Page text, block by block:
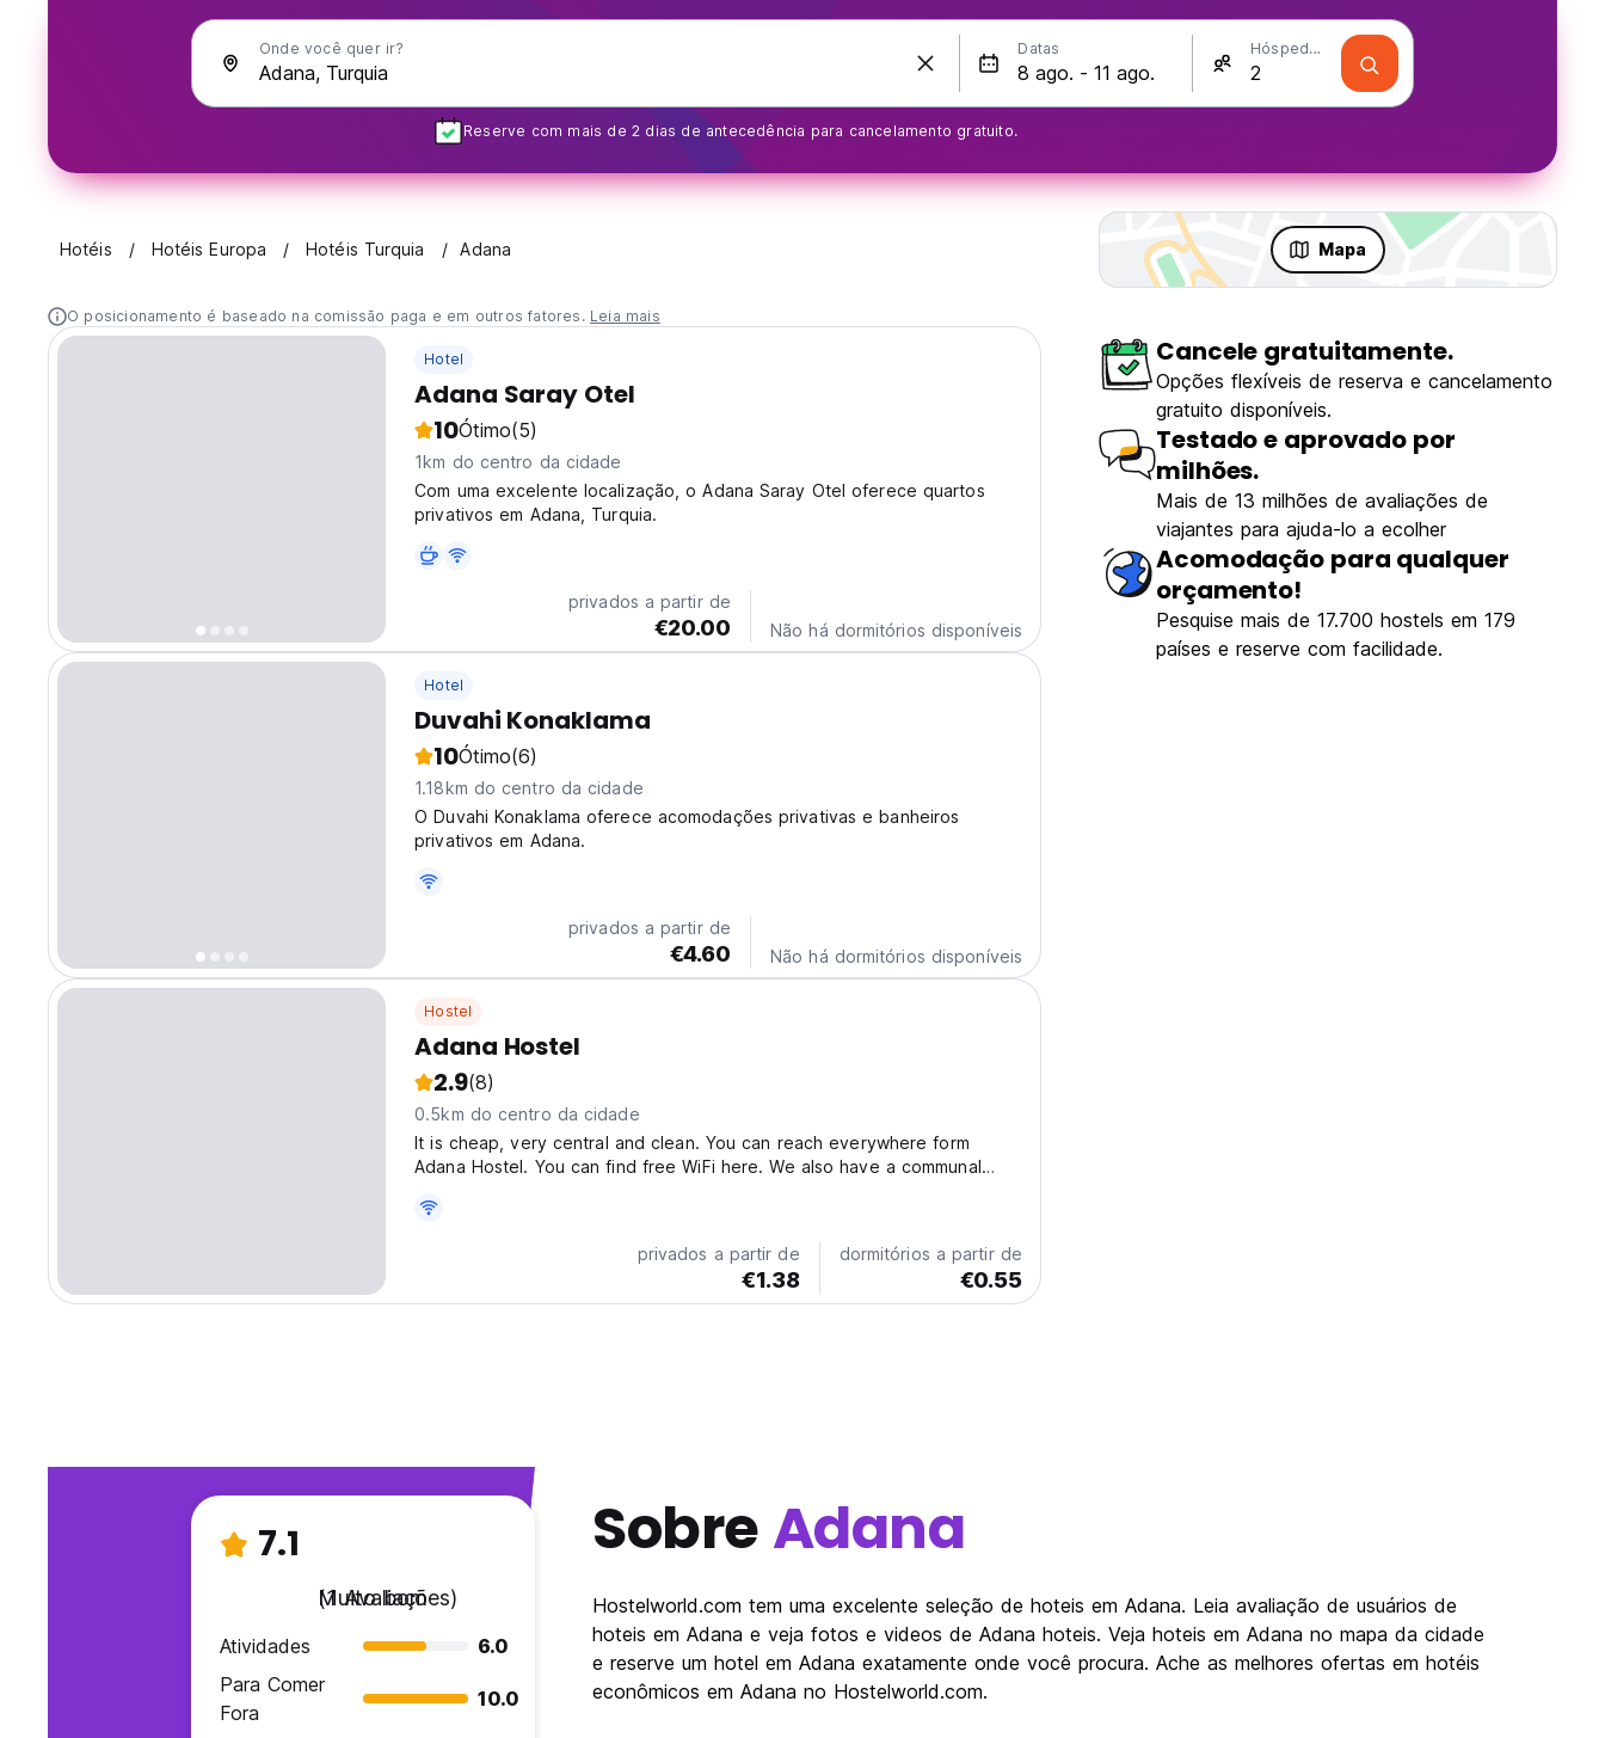
Onde você quer ir? Datas Hóspedes
Reserve com mais de 2 dias de antecedência para cancelamento gratuito.
Hotéis Hotéis Europa Hotéis Turquia Adana Mapa
O posicionamento é baseado na comissão paga e em outros fatores. Leia mais
Hotel
Adana Saray Otel
10Ótimo(5)
1km do centro da cidade
Com uma excelente localização, o Adana Saray Otel oferece quartos
privativos em Adana, Turquia.
privados a partir de
€20.00 Não há dormitórios disponíveis
Hotel
Duvahi Konaklama
10Ótimo(6)
1.18km do centro da cidade
O Duvahi Konaklama oferece acomodações privativas e banheiros
privativos em Adana.
privados a partir de
€4.60 Não há dormitórios disponíveis
Hostel
Adana Hostel
2.9(8)
0.5km do centro da cidade
It is cheap, very central and clean. You can reach everywhere form
Adana Hostel. You can find free WiFi here. We also have a communal
business area. 3 km from Adana Şakirpaşa airport. There...
privados a partir de
€1.38
dormitórios a partir de
€0.55
Cancele gratuitamente.
Opções flexíveis de reserva e cancelamento
gratuito disponíveis.
Testado e aprovado por
milhões.
Mais de 13 milhões de avaliações de
viajantes para ajuda-lo a ecolher
Acomodação para qualquer
orçamento!
Pesquise mais de 17.700 hostels em 179
países e reserve com facilidade.
7.1
Muito bom
(1 Avaliações)
Atividades
6.0
Para Comer
Fora
10.0
SobreAdana
Hostelworld.com tem uma excelente seleção de hoteis em Adana. Leia avaliação de usuários de
hoteis em Adana e veja fotos e videos de Adana hoteis. Veja hoteis em Adana no mapa da cidade
e reserve um hotel em Adana exatamente onde você procura. Ache as melhores ofertas em hotéis
econômicos em Adana no Hostelworld.com.